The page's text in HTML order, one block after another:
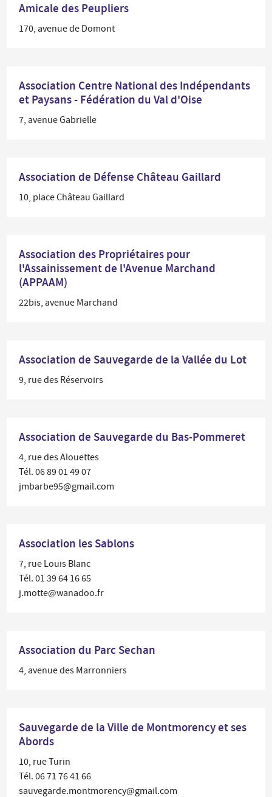
Amicale des Peupliers
170, avenue de Domont
Association Centre National des Indépendants
et Paysans - Fédération du Val d'Oise
7, avenue Gabrielle
Association de Défense Château Gaillard
10, place Château Gaillard
Association des Propriétaires pour
l'Assainissement de l'Avenue Marchand
(APPAAM)
22bis, avenue Marchand
Association de Sauvegarde de la Vallée du Lot
9, rue des Réservoirs
Association de Sauvegarde du Bas-Pommeret
4, rue des Alouettes
Tél. 06 89 01 49 07
jmbarbe95@gmail.com
Association les Sablons
7, rue Louis Blanc
Tél. 01 39 64 16 65
j.motte@wanadoo.fr
Association du Parc Sechan
4, avenue des Marronniers
Sauvegarde de la Ville de Montmorency et ses
Abords
10, rue Turin
Tél. 06 71 76 41 66
sauvegarde.montmorency@gmail.com